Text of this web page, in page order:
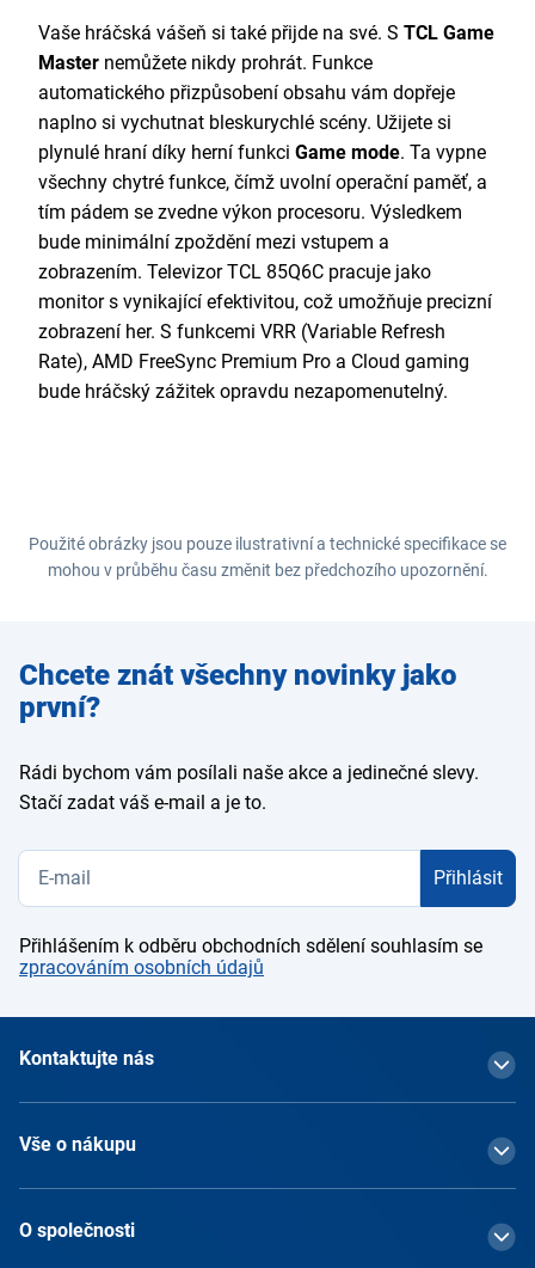
Vaše hráčská vášeň si také přijde na své. S TCL Game
Master nemůžete nikdy prohrát. Funkce
automatického přizpůsobení obsahu vám dopřeje
naplno si vychutnat bleskurychlé scény. Užijete si
plynulé hraní díky herní funkci Game mode. Ta vypne
všechny chytré funkce, čímž uvolní operační paměť, a
tím pádem se zvedne výkon procesoru. Výsledkem
bude minimální zpoždění mezi vstupem a
zobrazením. Televizor TCL 85Q6C pracuje jako
monitor s vynikající efektivitou, což umožňuje precizní
zobrazení her. S funkcemi VRR (Variable Refresh
Rate), AMD FreeSync Premium Pro a Cloud gaming
bude hráčský zážitek opravdu nezapomenutelný.
Použité obrázky jsou pouze ilustrativní a technické specifikace se
mohou v průběhu času změnit bez předchozího upozornění.
Zadejte
e-mail
Chcete znát všechny novinky jako
první?
Rádi bychom vám posílali naše akce a jedinečné slevy.
Stačí zadat váš e-mail a je to.
Přihlásit
Přihlášením k odběru obchodních sdělení souhlasím se
zpracováním osobních údajů
Kontaktujte nás
Vše o nákupu
O společnosti